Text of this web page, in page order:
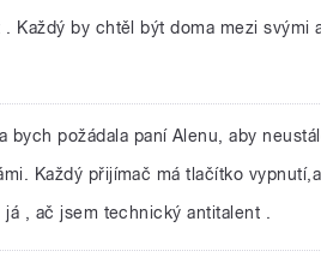
Každý by chtěl být doma mezi svými
bych požádala paní Alenu, aby
Každý přijímač má tlačítko
, ač jsem technický antitalent .